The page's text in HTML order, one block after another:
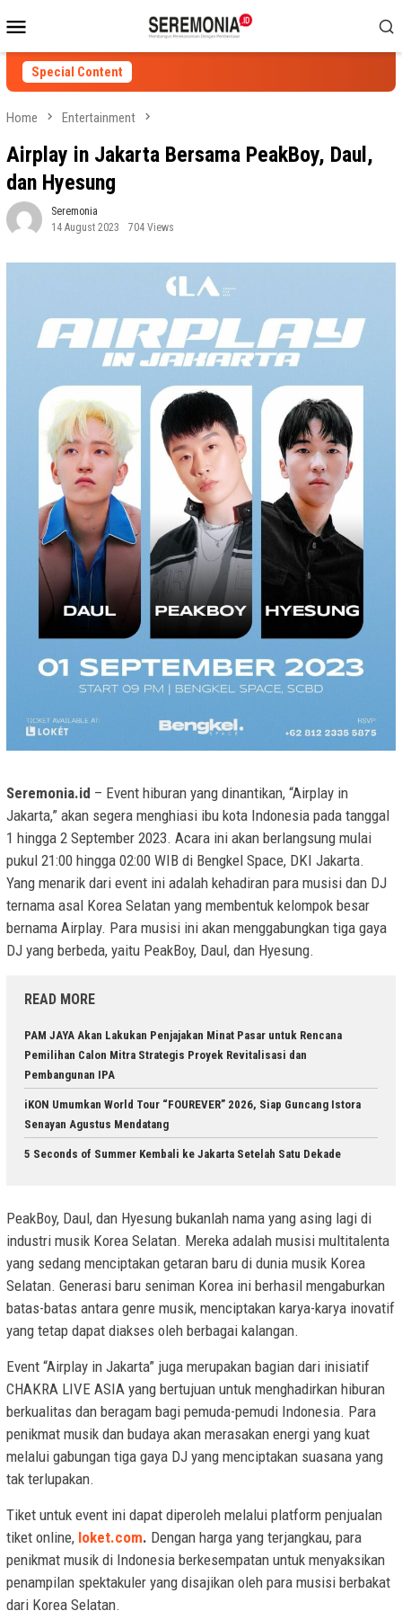
to
contentMenu
Special Content
Home Entertainment
Airplay in Jakarta Bersama PeakBoy, Daul,
dan Hyesung
Seremonia
14 August 2023
704 Views
Seremonia.id – Event hiburan yang dinantikan, “Airplay in
Jakarta,” akan segera menghiasi ibu kota Indonesia pada tanggal
1 hingga 2 September 2023. Acara ini akan berlangsung mulai
pukul 21:00 hingga 02:00 WIB di Bengkel Space, DKI Jakarta.
Yang menarik dari event ini adalah kehadiran para musisi dan DJ
ternama asal Korea Selatan yang membentuk kelompok besar
bernama Airplay. Para musisi ini akan menggabungkan tiga gaya
DJ yang berbeda, yaitu PeakBoy, Daul, dan Hyesung.
READ MORE
PAM JAYA Akan Lakukan Penjajakan Minat Pasar untuk Rencana
Pemilihan Calon Mitra Strategis Proyek Revitalisasi dan
Pembangunan IPA
iKON Umumkan World Tour “FOUREVER” 2026, Siap Guncang Istora
Senayan Agustus Mendatang
5 Seconds of Summer Kembali ke Jakarta Setelah Satu Dekade
PeakBoy, Daul, dan Hyesung bukanlah nama yang asing lagi di
industri musik Korea Selatan. Mereka adalah musisi multitalenta
yang sedang menciptakan getaran baru di dunia musik Korea
Selatan. Generasi baru seniman Korea ini berhasil mengaburkan
batas-batas antara genre musik, menciptakan karya-karya inovatif
yang tetap dapat diakses oleh berbagai kalangan.
Event “Airplay in Jakarta” juga merupakan bagian dari inisiatif
CHAKRA LIVE ASIA yang bertujuan untuk menghadirkan hiburan
berkualitas dan beragam bagi pemuda-pemudi Indonesia. Para
penikmat musik dan budaya akan merasakan energi yang kuat
melalui gabungan tiga gaya DJ yang menciptakan suasana yang
tak terlupakan.
Tiket untuk event ini dapat diperoleh melalui platform penjualan
tiket online, loket.com. Dengan harga yang terjangkau, para
penikmat musik di Indonesia berkesempatan untuk menyaksikan
penampilan spektakuler yang disajikan oleh para musisi berbakat
dari Korea Selatan.